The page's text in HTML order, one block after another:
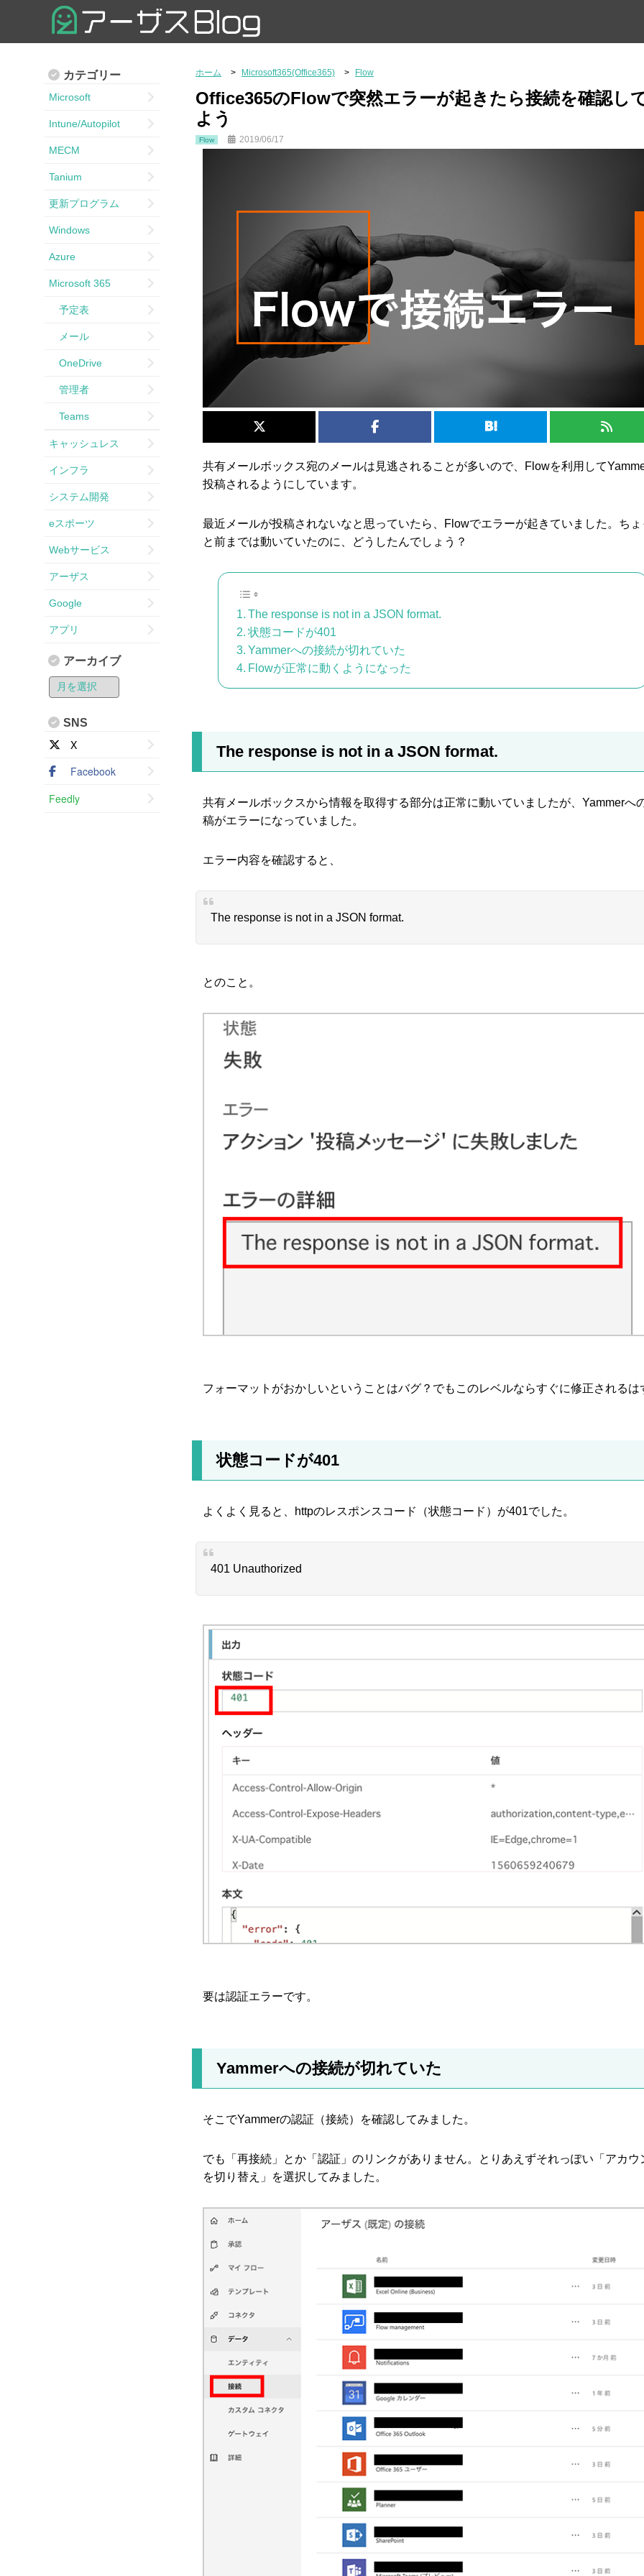
ホーム Microsoft365(Office365) Flow
Office365のFlowで突然エラーが起きたら接続を確認し
よう
Flow 2019/06/17
共有メールボックス宛のメールは見逃されることが多いので、Flowを利用して
投稿されるようにしています。
最近メールが投稿されないなと思っていたら、Flowでエラーが起きていました。ちょ
と前までは動いていたのに、どうしたんでしょう？
The response is not in a JSON format.
状態コードが401
Yammerへの接続が切れていた
Flowが正常に動くようになった
The response is not in a JSON format.
共有メールボックスから情報を取得する部分は正常に動いていましたが、Yammerへ
稿がエラーになっていました。
エラー内容を確認すると、
The response is not in a JSON format.
とのこと。
フォーマットがおかしいということはバグ？でもこのレベルならすぐに修正されるは
状態コードが401
よくよく見ると、httpのレスポンスコード（状態コード）が401でした。
401 Unauthorized
要は認証エラーです。
Yammerへの接続が切れていた
そこでYammerの認証（接続）を確認してみました。
でも「再接続」とか「認証」のリンクがありません。とりあえずそれっぽい「アカウ
を切り替え」を選択してみました。
カテゴリー
Microsoft
Intune/Autopilot
MECM
Tanium
更新プログラム
Windows
Azure
Microsoft 365
予定表
メール
OneDrive
管理者
Teams
キャッシュレス
インフラ
システム開発
eスポーツ
Webサービス
アーザス
Google
アプリ
アーカイブ
SNS
X
Facebook
Feedly